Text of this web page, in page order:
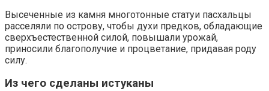
Высеченные из камня многотонные статуи пасхальцы
расселяли по острову, чтобы духи предков, обладающие
сверхъестественной силой, повышали урожай,
приносили благополучие и процветание, придавая роду
силу.
Из чего сделаны истуканы